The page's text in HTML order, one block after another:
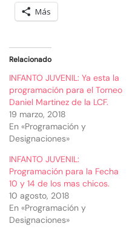
Más
Relacionado
INFANTO JUVENIL: Ya esta la
programación para el Torneo
Daniel Martinez de la LCF.
19 marzo, 2018
En «Programación y
Designaciones»
INFANTO JUVENIL:
Programación para la Fecha
10 y 14 de los mas chicos.
10 agosto, 2018
En «Programación y
Designaciones»